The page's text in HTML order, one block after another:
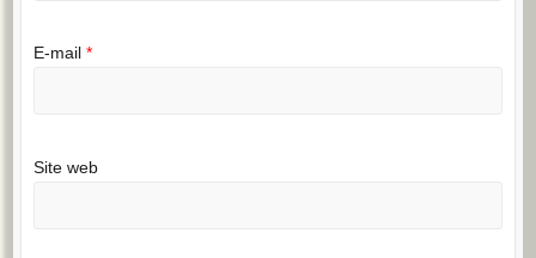
E-mail *
Site web